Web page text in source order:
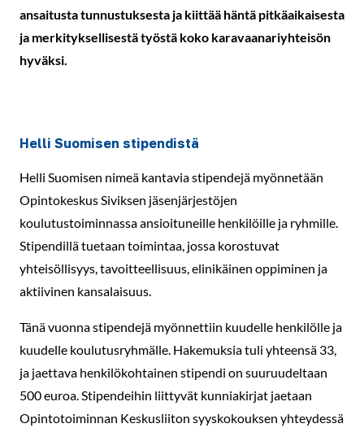
ansaitusta tunnustuksesta ja kiittää häntä pitkäaikaisesta
ja merkityksellisestä työstä koko karavaanariyhteisön
hyväksi.
Helli Suomisen stipendistä
Helli Suomisen nimeä kantavia stipendejä myönnetään
Opintokeskus Siviksen jäsenjärjestöjen
koulutustoiminnassa ansioituneille henkilöille ja ryhmille.
Stipendillä tuetaan toimintaa, jossa korostuvat
yhteisöllisyys, tavoitteellisuus, elinikäinen oppiminen ja
aktiivinen kansalaisuus.
Tänä vuonna stipendejä myönnettiin kuudelle henkilölle ja
kuudelle koulutusryhmälle. Hakemuksia tuli yhteensä 33,
ja jaettava henkilökohtainen stipendi on suuruudeltaan
500 euroa. Stipendeihin liittyvät kunniakirjat jaetaan
Opintotoiminnan Keskusliiton syyskokouksen yhteydessä